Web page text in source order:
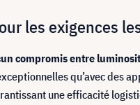
les exigences
compromis entre
qu’avec des
une efficacité